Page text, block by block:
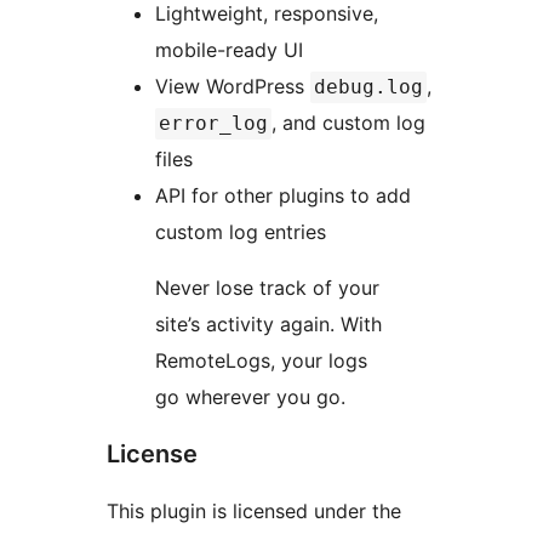
Lightweight, responsive,
mobile-ready UI
View WordPress debug.log ,
error_log , and custom log
files
API for other plugins to add
custom log entries
Never lose track of your
site’s activity again. With
RemoteLogs, your logs
go wherever you go.
License
This plugin is licensed under the